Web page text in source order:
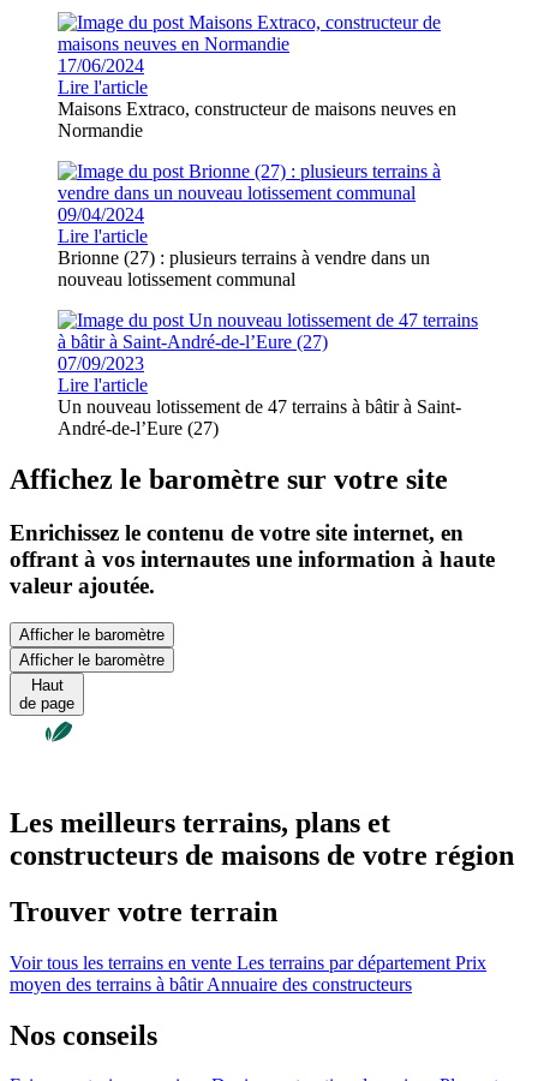
17/06/2024
Lire l'article
Maisons Extraco, constructeur de maisons neuves en
Normandie
09/04/2024
Lire l'article
Brionne (27) : plusieurs terrains à vendre dans un
nouveau lotissement communal
07/09/2023
Lire l'article
Un nouveau lotissement de 47 terrains à bâtir à Saint-
André-de-l’Eure (27)
Affichez le baromètre sur votre site
Enrichissez le contenu de votre site internet, en
offrant à vos internautes une information à haute
valeur ajoutée.
Afficher le baromètre
Afficher le baromètre
Haut
de page
Les meilleurs terrains, plans et
constructeurs de maisons de votre région
Trouver votre terrain
Voir tous les terrains en vente Les terrains par département Prix
moyen des terrains à bâtirAnnuaire des constructeurs
Nos conseils